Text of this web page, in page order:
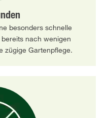
besonders schnelle
nach wenigen
zügige Gartenpflege.